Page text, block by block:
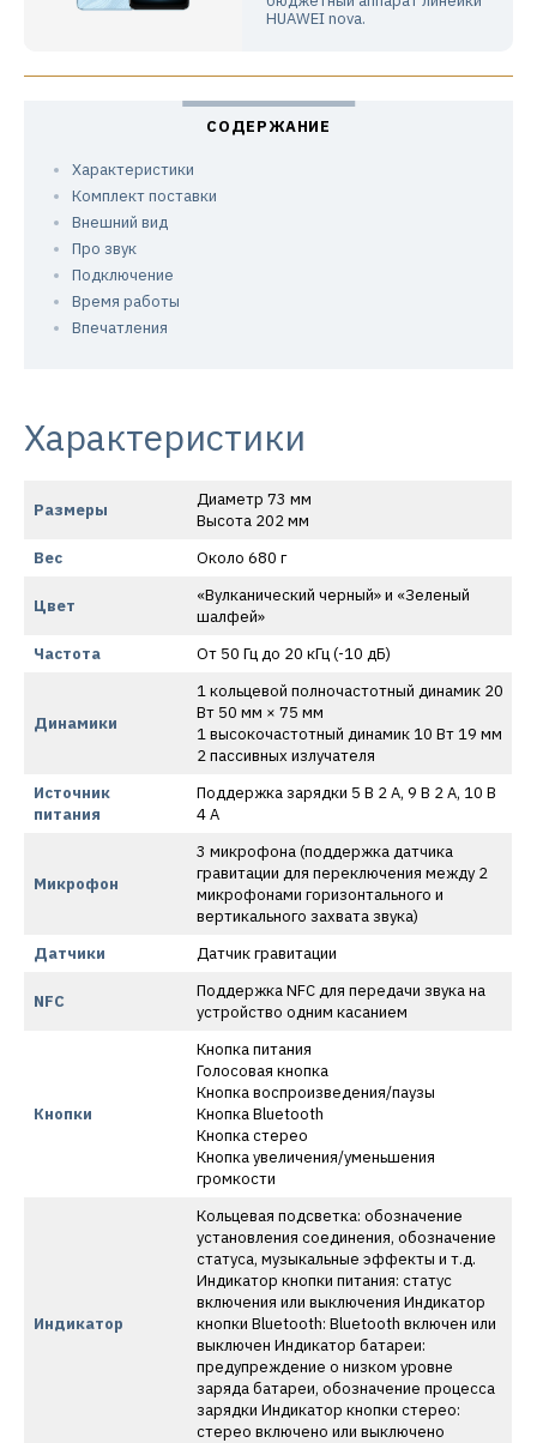
HUAWEI nova.
Характеристики
Комплект поставки
Внешний вид
Про звук
Подключение
Время работы
Впечатления
Характеристики
Размеры
Диаметр 73 мм
Высота 202 мм
Вес
Около 680 г
Цвет
«Вулканический черный» и «Зеленый
шалфей»
Частота
От 50 Гц до 20 кГц (-10 дБ)
Динамики
1 кольцевой полночастотный динамик 20
Вт 50 мм × 75 мм
1 высокочастотный динамик 10 Вт 19 мм
2 пассивных излучателя
Источник
питания
Поддержка зарядки 5 В 2 А, 9 В 2 А, 10 В
4 А
Микрофон
3 микрофона (поддержка датчика
гравитации для переключения между 2
микрофонами горизонтального и
вертикального захвата звука)
Датчики
Датчик гравитации
NFC
Поддержка NFC для передачи звука на
устройство одним касанием
Кнопки
Кнопка питания
Голосовая кнопка
Кнопка воспроизведения/паузы
Кнопка Bluetooth
Кнопка стерео
Кнопка увеличения/уменьшения
громкости
Индикатор
Кольцевая подсветка: обозначение
установления соединения, обозначение
статуса, музыкальные эффекты и т.д.
Индикатор кнопки питания: статус
включения или выключения Индикатор
кнопки Bluetooth: Bluetooth включен или
выключен Индикатор батареи:
предупреждение о низком уровне
заряда батареи, обозначение процесса
зарядки Индикатор кнопки стерео:
стерео включено или выключено